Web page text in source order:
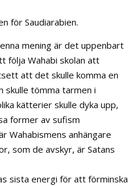
för Saudiarabien.
mening är det uppenbart
följa Wahabi skolan att
att det skulle komma en
skulle tömma tarmen i
kätterier skulle dyka upp,
former av sufism
Wahabismens anhängare
som de avskyr, är Satans
sista energi för att förminska